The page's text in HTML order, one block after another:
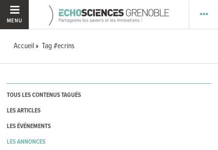
MENU
Accueil Tag #ecrins
TOUS LES CONTENUS TAGUÉS
LES ARTICLES
LES ÉVÉNEMENTS
LES ANNONCES